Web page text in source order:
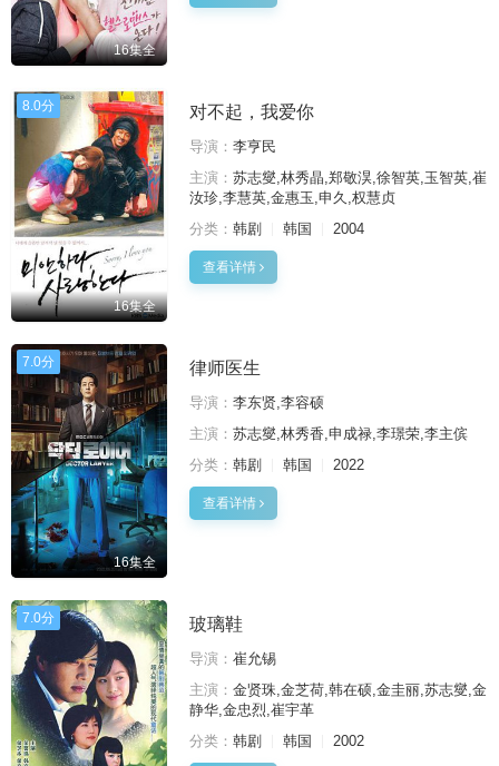
16集全
8.0分
16集全
对不起，我爱你
导演： 李亨民
主演： 苏志燮,林秀晶,郑敬淏,徐智英,玉智英,崔
汝珍,李慧英,金惠玉,申久,权慧贞
分类： 韩剧 韩国 2004
查看详情
7.0分
16集全
律师医生
导演： 李东贤,李容硕
主演： 苏志燮,林秀香,申成禄,李璟荣,李主傧
分类： 韩剧 韩国 2022
查看详情
7.0分 玻璃鞋
导演： 崔允锡
主演： 金贤珠,金芝荷,韩在硕,金圭丽,苏志燮,金
静华,金忠烈,崔宇革
分类： 韩剧 韩国 2002